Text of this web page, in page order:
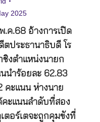
2025
.ค.68 อ้างการเปิด
ประธานาธิบดี โร
ชิงตำแหน่งนายก
นนำร้อยละ 62.83
คะแนน ห่างนาย
คะแนนลำดับที่สอง
ตอร์เตจะถูกคุมขังที่